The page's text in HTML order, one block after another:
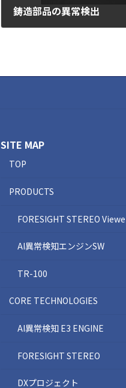
鋳造部品の異常検出
SITE MAP
TOP
PRODUCTS
FORESIGHT STEREO
AI異常検知エンジンSW
TR-100
CORE TECHNOLOGIES
AI異常検知 E3 ENGINE
FORESIGHT STEREO
DXプロジェクト